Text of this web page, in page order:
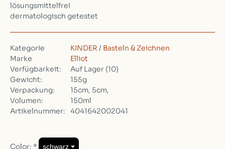
lösungsmittelfrei
dermatologisch getestet
Kategorie KINDER / Basteln & Zeichnen
Marke
Elliot
Verfügbarkeit:
Auf Lager (10)
Gewicht:
155g
Verpackung:
15cm, 5cm,
Volumen:
150ml
Artikelnummer:
4041642002041
Color: *